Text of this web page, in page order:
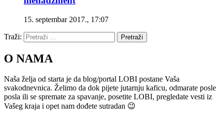
15. septembar 2017., 17:07
Traži: Pretraži
O NAMA
Naša želja od starta je da blog/portal LOBI postane Vaša
svakodnevnica. Želimo da dok pijete jutarnju kaficu, odmarate posle
posla ili se spremate za spavanje, posetite LOBI, pregledate vesti iz
Vašeg kraja i opet nam dođete sutradan 😉